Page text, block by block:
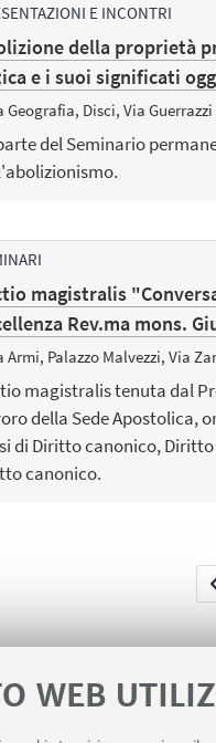
WEB
E INCONTRI
della proprietà
e i suoi significati
Geografia, Disci, Via
del Seminario
magistralis
Rev.ma mons.
Armi, Palazzo Malvezzi, Via
magistralis tenuta dal
della Sede Apostolica,
di Diritto canonico,
canonico.